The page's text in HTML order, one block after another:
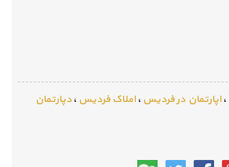
،اپارتمان در فردیس ،املاک فردیس ،دپارتمان